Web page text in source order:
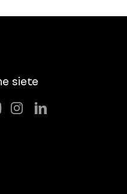
siete